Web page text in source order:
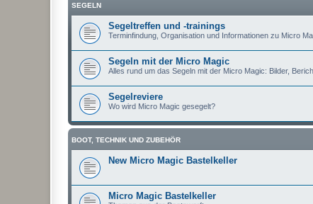
SEGELN
Segeltreffen und -trainings
Terminfindung, Organisation und Informationen zu Micro
Segeln mit der Micro Magic
Alles rund um das Segeln mit der Micro Magic: Bilder,
Segelreviere
Wo wird Micro Magic gesegelt?
BOOT, TECHNIK UND ZUBEHÖR
New Micro Magic Bastelkeller
Micro Magic Bastelkeller